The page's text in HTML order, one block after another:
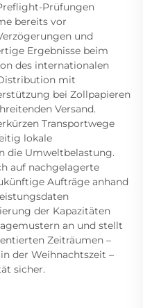
Prüfungen
bereits vor
und
Ergebnisse beim
des internationalen
mit
bei Zollpapieren
Versand.
Transportwege
lokale
die Umweltbelastung.
auf nachgelagerte
Aufträge anhand
der Kapazitäten
an und stellt
Zeiträumen –
der Weihnachtszeit –
sicher.